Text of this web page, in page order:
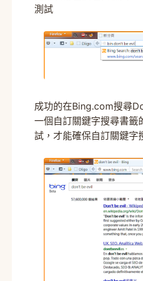
測試
成功的在Bing.com搜尋
一個自訂關鍵字搜尋書籤
試，才能確保自訂關鍵字